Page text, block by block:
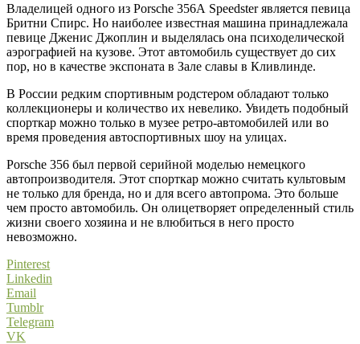
Владелицей одного из Porsche 356А Speedster является певица
Бритни Спирс. Но наиболее известная машина принадлежала
певице Дженис Джоплин и выделялась она психоделической
аэрографией на кузове. Этот автомобиль существует до сих
пор, но в качестве экспоната в Зале славы в Кливлинде.
В России редким спортивным родстером обладают только
коллекционеры и количество их невелико. Увидеть подобный
спорткар можно только в музее ретро-автомобилей или во
время проведения автоспортивных шоу на улицах.
Porsche 356 был первой серийной моделью немецкого
автопроизводителя. Этот спорткар можно считать культовым
не только для бренда, но и для всего автопрома. Это больше
чем просто автомобиль. Он олицетворяет определенный стиль
жизни своего хозяина и не влюбиться в него просто
невозможно.
Pinterest
Linkedin
Email
Tumblr
Telegram
VK